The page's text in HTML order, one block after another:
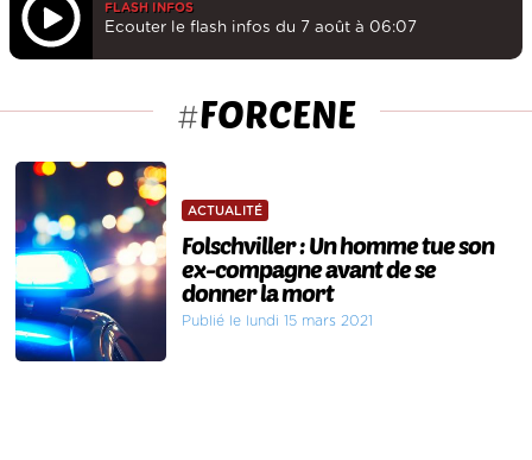
FLASH INFOS
Ecouter le flash infos du 7 août à 06:07
#FORCENE
ACTUALITÉ
Folschviller : Un homme tue son
ex-compagne avant de se
donner la mort
Publié le lundi 15 mars 2021